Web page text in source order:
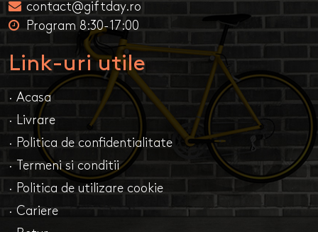
contact@giftday.ro
Program 8:30-17:00
Link-uri utile
· Acasa
· Livrare
· Politica de confidentialitate
· Termeni si conditii
· Politica de utilizare cookie
· Cariere